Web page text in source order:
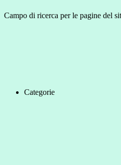
Campo di ricerca per le pagine del
Categorie